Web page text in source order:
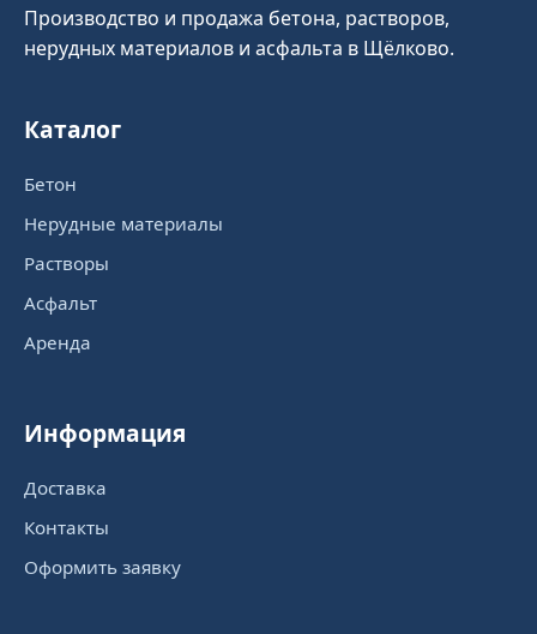
Производство и продажа бетона, растворов,
нерудных материалов и асфальта в Щёлково.
Каталог
Бетон
Нерудные материалы
Растворы
Асфальт
Аренда
Информация
Доставка
Контакты
Оформить заявку